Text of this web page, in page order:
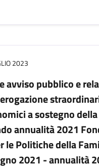
2023
avviso pubblico e
a sostegno della
annualità 2021
le Politiche della
2021 - annualità